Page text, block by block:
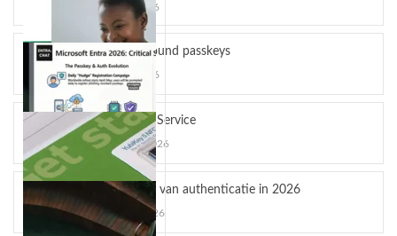
maart 24, 2026
Hardware-bound passkeys
maart 10, 2026
YubiKey as a Service
februari 12, 2026
De toekomst van authenticatie in 2026
januari 16, 2026
OpenAI en Yubico: De toekomst van veilige AI-
workflows
OpenAI en Yubico zijn een strategisch
partnerschap...